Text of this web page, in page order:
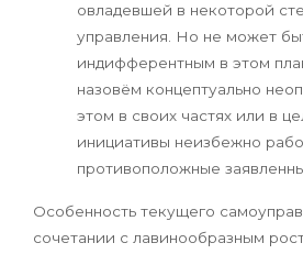
овладевшей в некоторой
управления. Но не может
индифферентным в этом
назовём концептуально
этом в своих частях или в
инициативы неизбежно
противоположные
Особенность текущего
сочетании с лавинообразным